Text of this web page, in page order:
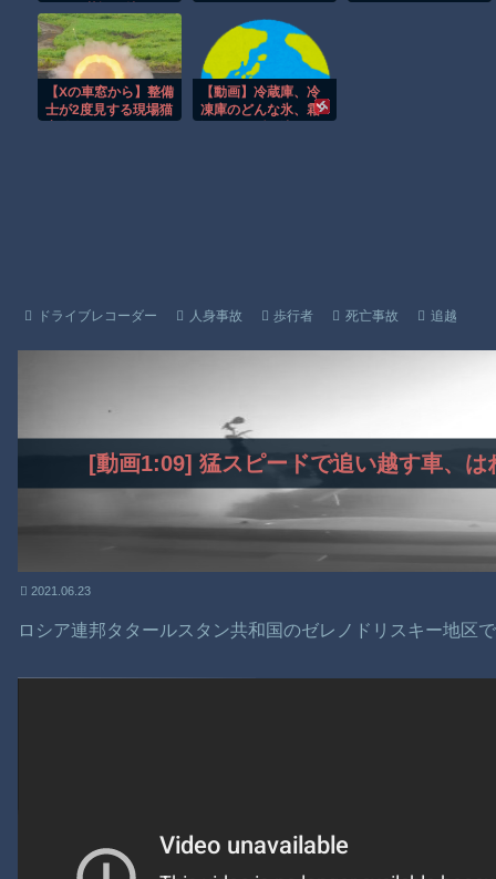
【動画】野菜売りのおじさんにドローンを特攻させるおそロシア
【朗報】大人気漫画「GANTZ」がAmazonでなんと全巻100円ｗ
まだ墓石があるだけマシと見るべきか。今はもう合葬墓ばかり
の、ガチだったｗｗ
ｗｗｗｗｗ
【Xの車窓から】整備
士が2度見する現場猫
【動画】冷蔵庫、冷
凍庫のどんな氷、霜
ドライブレコーダー 人身事故 歩行者 死亡事故 追越
[動画1:09] 猛スピードで追い越す車、
2021.06.23
ロシア連邦タタールスタン共和国のゼレノドリスキー地区